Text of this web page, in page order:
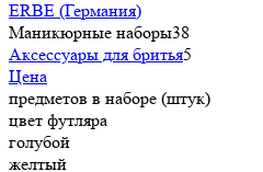
ERBE (Германия)
Маникюрные наборы38
Аксессуары для бритья5
Цена
предметов в наборе (штук)
цвет футляра
голубой
желтый